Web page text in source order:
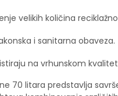
velikih količina
i sanitarna obaveza.
na vrhunskom
70 litara predstavlja